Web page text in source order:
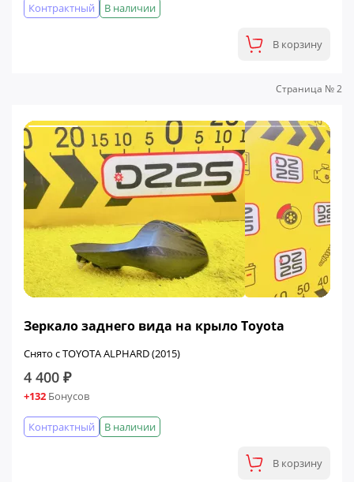
В наличии
Контрактный
В корзину
Страница № 2
Зеркало заднего вида на крыло Toyota
Снято с TOYOTA ALPHARD (2015)
4 400 ₽
+132 Бонусов
В наличии
Контрактный
В корзину